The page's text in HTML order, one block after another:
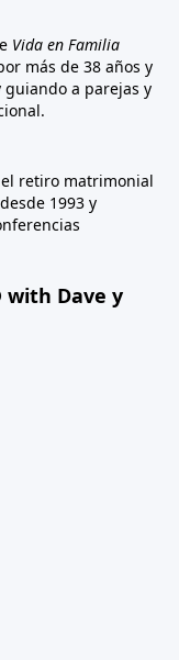
Vida en Familia
más de 38 años y
guiando a parejas y
retiro matrimonial
1993 y
with Dave y